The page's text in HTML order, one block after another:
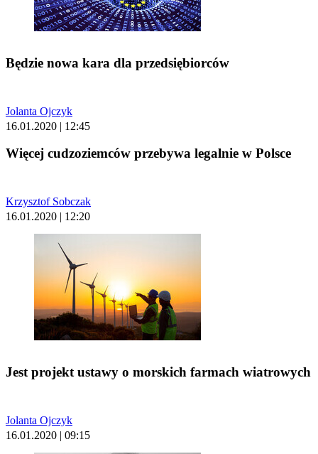
Będzie nowa kara dla przedsiębiorców
Jolanta Ojczyk
16.01.2020 | 12:45
Więcej cudzoziemców przebywa legalnie w Polsce
Krzysztof Sobczak
16.01.2020 | 12:20
Jest projekt ustawy o morskich farmach wiatrowych
Jolanta Ojczyk
16.01.2020 | 09:15